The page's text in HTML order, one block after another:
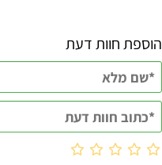
הוספת חוות דעת